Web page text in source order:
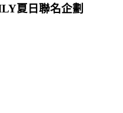
夏日聯名企劃